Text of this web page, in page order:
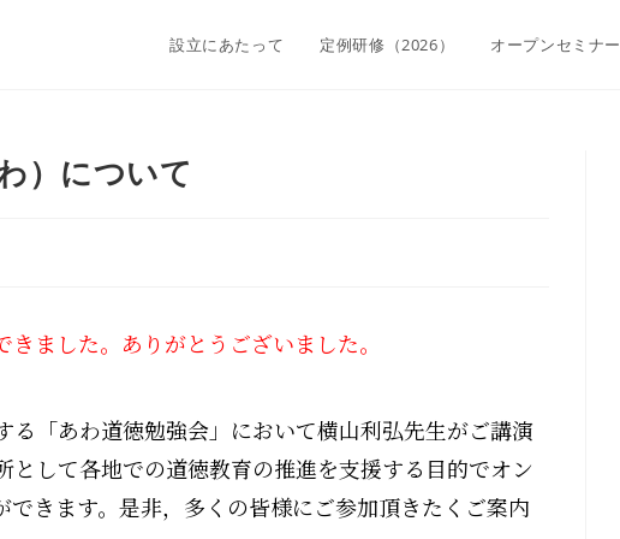
設立にあたって 定例研修（2026） オープンセミナー
）について
ました。ありがとうございました。
「あわ道徳勉強会」において横山利弘先生がご講演
して各地での道徳教育の推進を支援する目的でオン
きます。是非，多くの皆様にご参加頂きたくご案内